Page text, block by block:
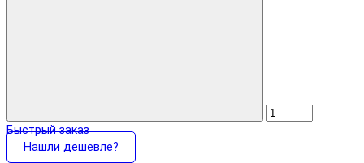
Быстрый заказ
Нашли дешевле?